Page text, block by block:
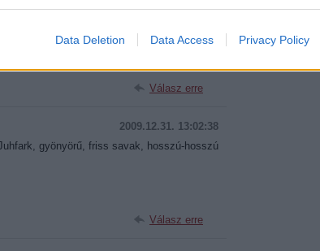
Data Deletion Data Access Privacy Policy
2009.12.31. 09:33:21
Válasz erre
2009.12.31. 13:02:38
gyönyörű, friss savak, hosszú-hosszú
Válasz erre